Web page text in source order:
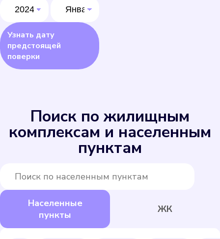
Узнать дату
предстоящей
поверки
Поиск по жилищным
комплексам и населенным
пунктам
Населенные
пункты
ЖК